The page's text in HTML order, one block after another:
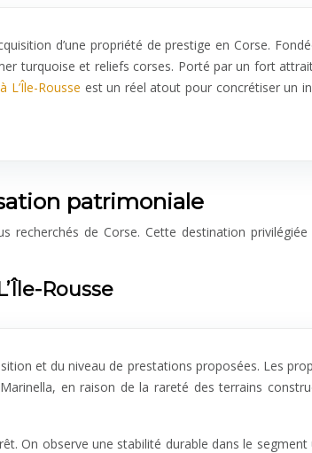
d’une propriété de prestige en Corse.
turquoise et reliefs corses. Porté par un fort
L’Île-Rousse est un réel atout pour concrétiser un
patrimoniale
recherchés de Corse. Cette destination
Rousse
et du niveau de prestations proposées. Les
en raison de la rareté des terrains
On observe une stabilité durable dans le